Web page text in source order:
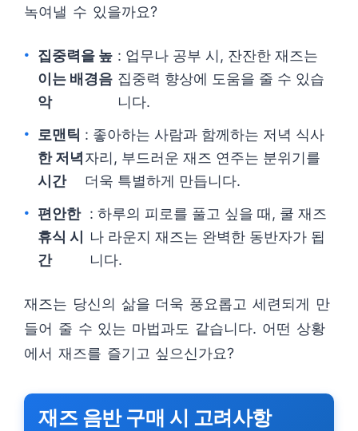
녹여낼 수 있을까요?
집중력을 높
이는 배경음
악
: 업무나 공부 시, 잔잔한 재즈는
집중력 향상에 도움을 줄 수 있습
니다.
로맨틱
한 저녁
시간
: 좋아하는 사람과 함께하는 저녁 식사
자리, 부드러운 재즈 연주는 분위기를
더욱 특별하게 만듭니다.
편안한
휴식 시
간
: 하루의 피로를 풀고 싶을 때, 쿨 재즈
나 라운지 재즈는 완벽한 동반자가 됩
니다.
재즈는 당신의 삶을 더욱 풍요롭고 세련되게 만
들어 줄 수 있는 마법과도 같습니다. 어떤 상황
에서 재즈를 즐기고 싶으신가요?
재즈 음반 구매 시 고려사항